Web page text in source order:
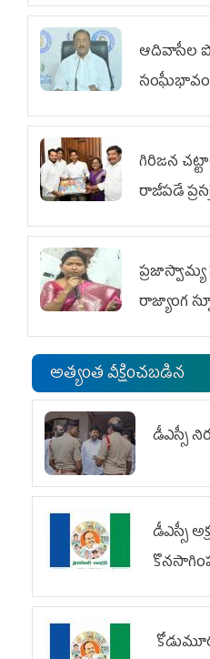
ఆదివాసీల
సంఘీభావం
గిరిజన
రాజీపడే
రాజ్యాంగ
అత్యంత వీక్షించబడిన
డీఎస్సీ
డీఎస్సీ